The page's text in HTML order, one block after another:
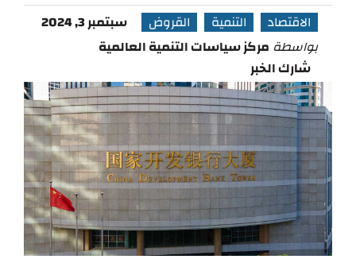
الاقتصاد التنمية القروض
سبتمبر 3, 2024
بواسطة مركز سياسات التنمية العالمية
شارك الخبر